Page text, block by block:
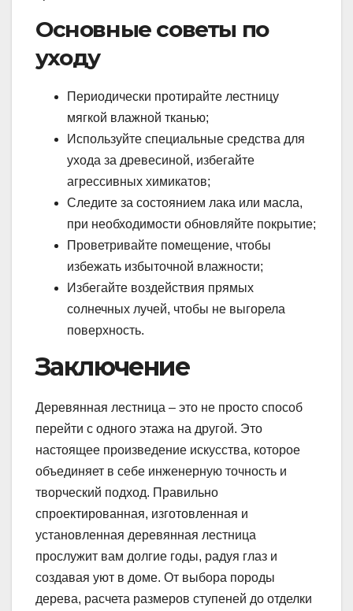
Основные советы по
уходу
Периодически протирайте лестницу
мягкой влажной тканью;
Используйте специальные средства для
ухода за древесиной, избегайте
агрессивных химикатов;
Следите за состоянием лака или масла,
при необходимости обновляйте покрытие;
Проветривайте помещение, чтобы
избежать избыточной влажности;
Избегайте воздействия прямых
солнечных лучей, чтобы не выгорела
поверхность.
Заключение
Деревянная лестница – это не просто способ
перейти с одного этажа на другой. Это
настоящее произведение искусства, которое
объединяет в себе инженерную точность и
творческий подход. Правильно
спроектированная, изготовленная и
установленная деревянная лестница
прослужит вам долгие годы, радуя глаз и
создавая уют в доме. От выбора породы
дерева, расчета размеров ступеней до отделки